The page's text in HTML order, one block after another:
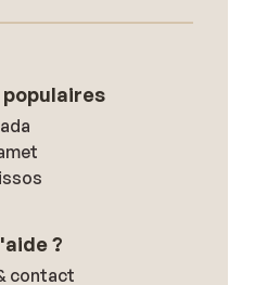
populaires
?
contact